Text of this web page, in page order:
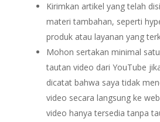
Kirimkan artikel yang telah
materi tambahan, seperti
produk atau layanan yang
Mohon sertakan minimal
tautan video dari YouTube
dicatat bahwa saya tidak
video secara langsung ke
video hanya tersedia tanpa